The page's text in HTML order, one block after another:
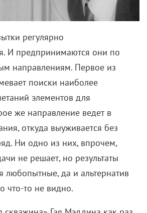
Никиты Михалкова» и ON
творческую лабораторию